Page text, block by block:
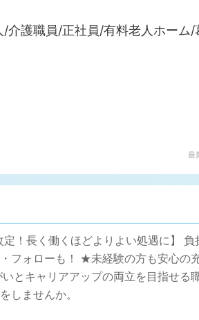
介護職員/正社員/有料老人ホーム/
最
定！長く働くほどよりよい処遇に】
フォローも！ ★未経験の方も安心の
とキャリアアップの両立を目指せ
しませんか。